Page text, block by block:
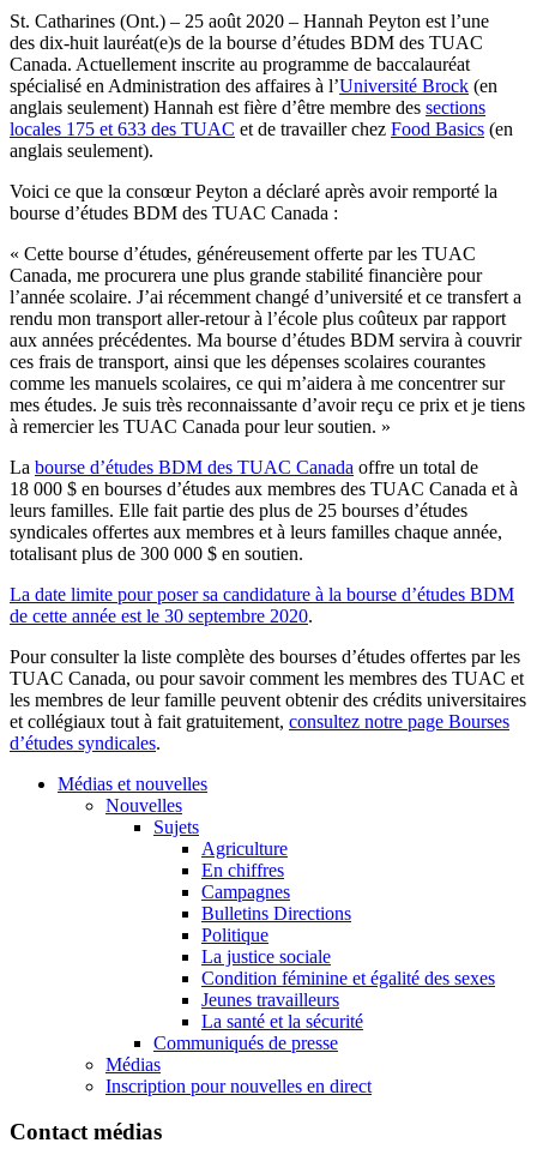
St. Catharines (Ont.) – 25 août 2020 – Hannah Peyton est l’une
des dix-huit lauréat(e)s de la bourse d’études BDM des TUAC
Canada. Actuellement inscrite au programme de baccalauréat
spécialisé en Administration des affaires à l’Université Brock (en
anglais seulement) Hannah est fière d’être membre des sections
locales 175 et 633 des TUAC et de travailler chez Food Basics (en
anglais seulement).
Voici ce que la consœur Peyton a déclaré après avoir remporté la
bourse d’études BDM des TUAC Canada :
« Cette bourse d’études, généreusement offerte par les TUAC
Canada, me procurera une plus grande stabilité financière pour
l’année scolaire. J’ai récemment changé d’université et ce transfert a
rendu mon transport aller-retour à l’école plus coûteux par rapport
aux années précédentes. Ma bourse d’études BDM servira à couvrir
ces frais de transport, ainsi que les dépenses scolaires courantes
comme les manuels scolaires, ce qui m’aidera à me concentrer sur
mes études. Je suis très reconnaissante d’avoir reçu ce prix et je tiens
à remercier les TUAC Canada pour leur soutien. »
La bourse d’études BDM des TUAC Canada offre un total de
18 000 $ en bourses d’études aux membres des TUAC Canada et à
leurs familles. Elle fait partie des plus de 25 bourses d’études
syndicales offertes aux membres et à leurs familles chaque année,
totalisant plus de 300 000 $ en soutien.
La date limite pour poser sa candidature à la bourse d’études BDM
de cette année est le 30 septembre 2020.
Pour consulter la liste complète des bourses d’études offertes par les
TUAC Canada, ou pour savoir comment les membres des TUAC et
les membres de leur famille peuvent obtenir des crédits universitaires
et collégiaux tout à fait gratuitement, consultez notre page Bourses
d’études syndicales.
Médias et nouvelles
Nouvelles
Sujets
Agriculture
En chiffres
Campagnes
Bulletins Directions
Politique
La justice sociale
Condition féminine et égalité des sexes
Jeunes travailleurs
La santé et la sécurité
Communiqués de presse
Médias
Inscription pour nouvelles en direct
Contact médias